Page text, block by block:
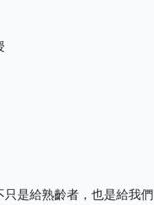
是給熟齡者，也是給我們